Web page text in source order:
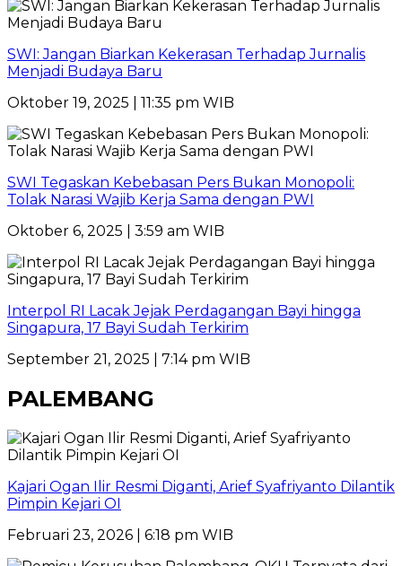
SWI: Jangan Biarkan Kekerasan Terhadap Jurnalis
Menjadi Budaya Baru
Oktober 19, 2025 | 11:35 pm WIB
SWI Tegaskan Kebebasan Pers Bukan Monopoli:
Tolak Narasi Wajib Kerja Sama dengan PWI
Oktober 6, 2025 | 3:59 am WIB
Interpol RI Lacak Jejak Perdagangan Bayi hingga
Singapura, 17 Bayi Sudah Terkirim
September 21, 2025 | 7:14 pm WIB
PALEMBANG
Kajari Ogan Ilir Resmi Diganti, Arief Syafriyanto Dilantik
Pimpin Kejari OI
Februari 23, 2026 | 6:18 pm WIB